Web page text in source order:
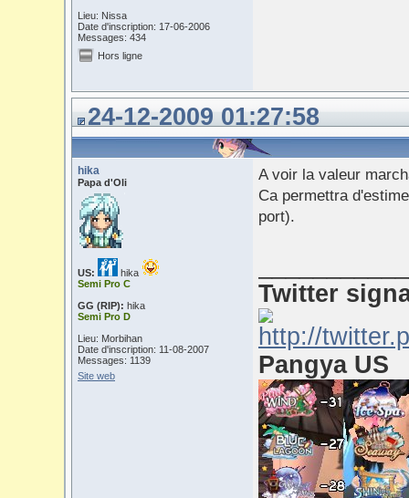
Lieu: Nissa
Date d'inscription: 17-06-2006
Messages: 434
Hors ligne
24-12-2009 01:27:58
hika
Papa d'Oli
US:
hika
Semi Pro C
GG (RIP): hika
Semi Pro D
Lieu: Morbihan
Date d'inscription: 11-08-2007
Messages: 1139
Site web
A voir la valeur
Ca permettra
port).
Twitter
Pangya US